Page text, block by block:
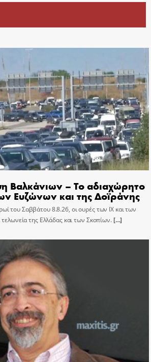
Βαλκάνιων – Το αδιαχώρητο
Ευζώνων και της Δοϊράνης
του Σαββάτου 8.8.26, οι ουρές των ΙΧ και των
της Ελλάδας και των Σκοπίων.[…]